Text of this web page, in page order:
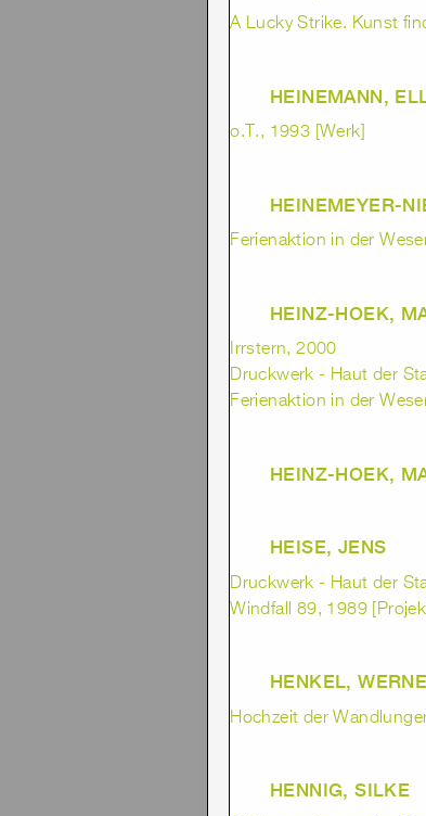
A Lucky Strike. Kunst
HEINEMANN,
o.T., 1993 [Werk]
HEINEMEYER-
Ferienaktion in der
HEINZ-HOEK,
Irrstern, 2000
Druckwerk - Haut der
Ferienaktion in der
HEINZ-HOEK,
HEISE, JENS
Druckwerk - Haut der
Windfall 89, 1989
HENKEL,
Hochzeit der
HENNIG, SILKE